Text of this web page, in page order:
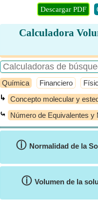
Descargar PDF
Calculadora
Química Financiero
↳ Concepto molecular y
⤿ Número de Equivalentes y
ⓘ Normalidad de la
ⓘ Volumen de la